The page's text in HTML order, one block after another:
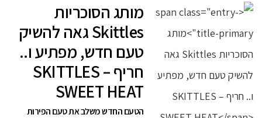
מותג הסוכריות
Skittles גאה להשיק
טעם חדש, מפתיע ו..
חריף – SKITTLES
SWEET HEAT
הטעם החדש משלב את טעם הפירות